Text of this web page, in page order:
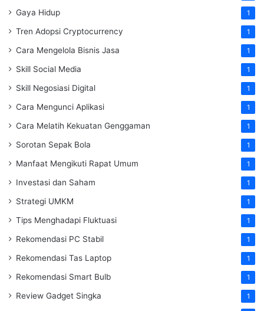
Gaya Hidup 1
Tren Adopsi Cryptocurrency 1
Cara Mengelola Bisnis Jasa 1
Skill Social Media 1
Skill Negosiasi Digital 1
Cara Mengunci Aplikasi 1
Cara Melatih Kekuatan Genggaman 1
Sorotan Sepak Bola 1
Manfaat Mengikuti Rapat Umum 1
Investasi dan Saham 1
Strategi UMKM 1
Tips Menghadapi Fluktuasi 1
Rekomendasi PC Stabil 1
Rekomendasi Tas Laptop 1
Rekomendasi Smart Bulb 1
Review Gadget Singka 1